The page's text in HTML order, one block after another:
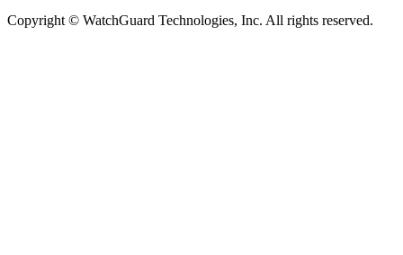
Copyright © WatchGuard Technologies, Inc. All rights reserved.